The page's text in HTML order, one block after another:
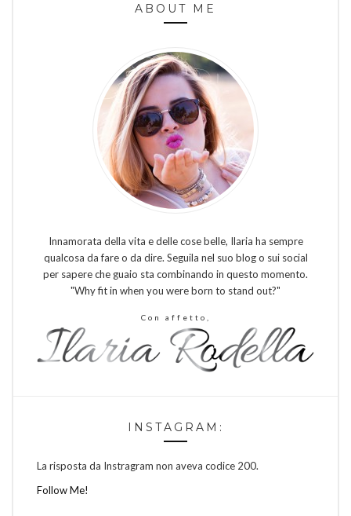
ABOUT ME
Innamorata della vita e delle cose belle, Ilaria ha sempre
qualcosa da fare o da dire. Seguila nel suo blog o sui social
per sapere che guaio sta combinando in questo momento.
"Why fit in when you were born to stand out?"
Con affetto,
INSTAGRAM:
La risposta da Instragram non aveva codice 200.
Follow Me!